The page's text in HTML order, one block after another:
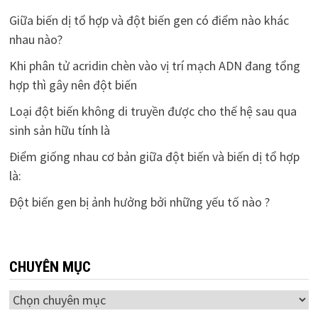
Giữa biến dị tổ hợp và đột biến gen có điểm nào khác
nhau nào?
Khi phân tử acridin chèn vào vị trí mạch ADN đang tổng
hợp thì gây nên đột biến
Loại đột biến không di truyền được cho thế hệ sau qua
sinh sản hữu tính là
Điểm giống nhau cơ bản giữa đột biến và biến dị tổ hợp
là:
Đột biến gen bị ảnh hưởng bởi những yếu tố nào ?
CHUYÊN MỤC
Chuyên